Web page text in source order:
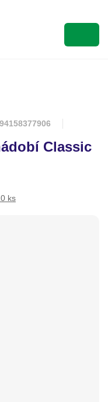
Classic